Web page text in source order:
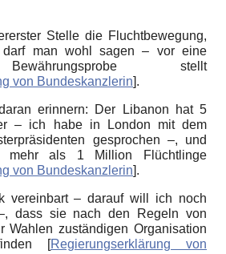
Stelle die Fluchtbewegung,
man wohl sagen – vor eine
stellt
von Bundeskanzlerin].
erinnern: Der Libanon hat 5
– ich habe in London mit dem
gesprochen –, und
mehr als 1 Million Flüchtlinge
von Bundeskanzlerin].
vereinbart – darauf will ich noch
dass sie nach den Regeln von
Wahlen zuständigen Organisation
[Regierungserklärung von